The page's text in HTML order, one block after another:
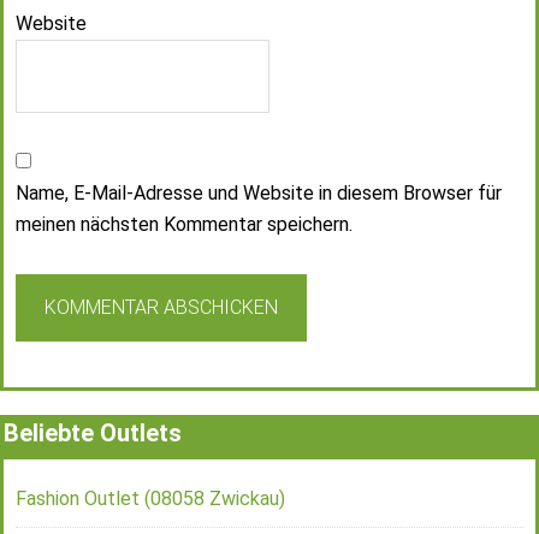
Website
Name, E-Mail-Adresse und Website in diesem Browser für
meinen nächsten Kommentar speichern.
Beliebte Outlets
Fashion Outlet (08058 Zwickau)